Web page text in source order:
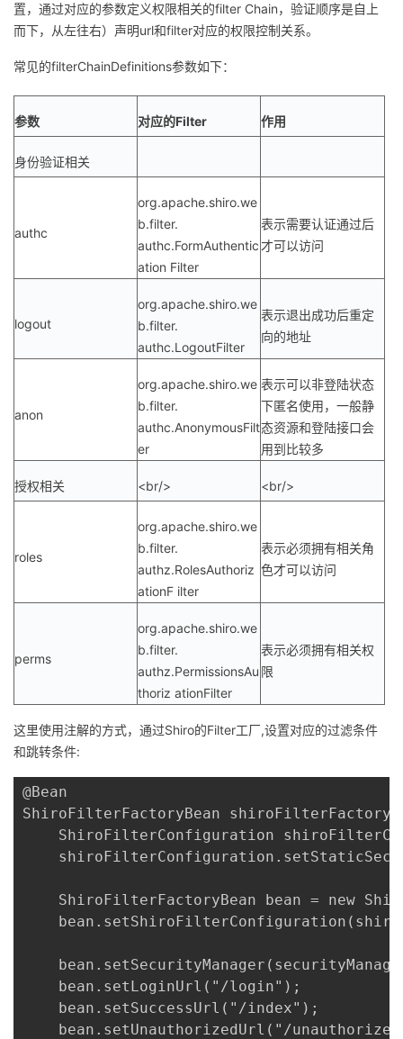
置，通过对应的参数定义权限相关的filter Chain，验证顺序是自上
而下，从左往右）声明url和filter对应的权限控制关系。
常见的filterChainDefinitions参数如下：
参数 对应的Filter 作用
身份验证相关
authc
org.apache.shiro.we
b.filter.
authc.FormAuthentic
ation Filter
表示需要认证通过后
才可以访问
logout
org.apache.shiro.we
b.filter.
authc.LogoutFilter
表示退出成功后重定
向的地址
anon
org.apache.shiro.we
b.filter.
authc.AnonymousFilt
er
表示可以非登陆状态
下匿名使用，一般静
态资源和登陆接口会
用到比较多
授权相关 <br/> <br/>
roles
org.apache.shiro.we
b.filter.
authz.RolesAuthoriz
ationF ilter
表示必须拥有相关角
色才可以访问
perms
org.apache.shiro.we
b.filter.
authz.PermissionsAu
thoriz ationFilter
表示必须拥有相关权
限
这里使用注解的方式，通过Shiro的Filter工厂,设置对应的过滤条件
和跳转条件:
@Bean
ShiroFilterFactoryBean
ShiroFilterConfiguration
ShiroFilterFactoryBean bean = new
    bean.setLoginUrl("/login");
    bean.setSuccessUrl("/index");
bean.setUnauthorizedUrl("/